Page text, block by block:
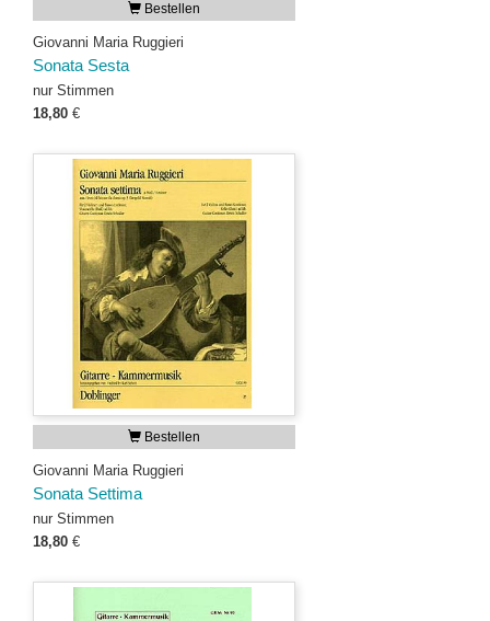
Bestellen
Giovanni Maria Ruggieri
Sonata Sesta
nur Stimmen
18,80 €
Bestellen
Giovanni Maria Ruggieri
Sonata Settima
nur Stimmen
18,80 €